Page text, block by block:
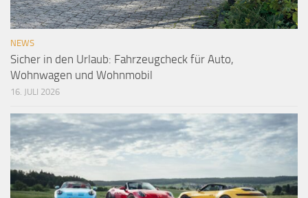
NEWS
Sicher in den Urlaub: Fahrzeugcheck für Auto,
Wohnwagen und Wohnmobil
16. JULI 2026